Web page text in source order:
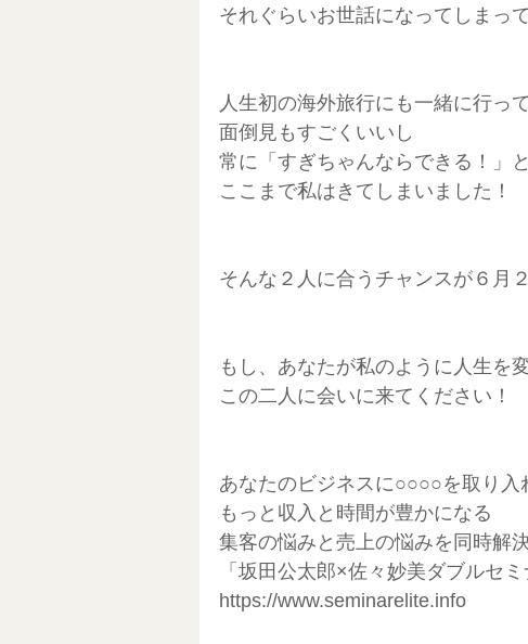
それぐらいお世話になってしまって
人生初の海外旅行にも一緒に行っ
面倒見もすごくいいし
常に「すぎちゃんならできる！」
ここまで私はきてしまいました！
そんな２人に合うチャンスが６月
もし、あなたが私のように人生を
この二人に会いに来てください！
あなたのビジネスに○○○○を取り入
もっと収入と時間が豊かになる
集客の悩みと売上の悩みを同時解
「坂田公太郎×佐々妙美ダブルセミ
https://www.seminarelite.info